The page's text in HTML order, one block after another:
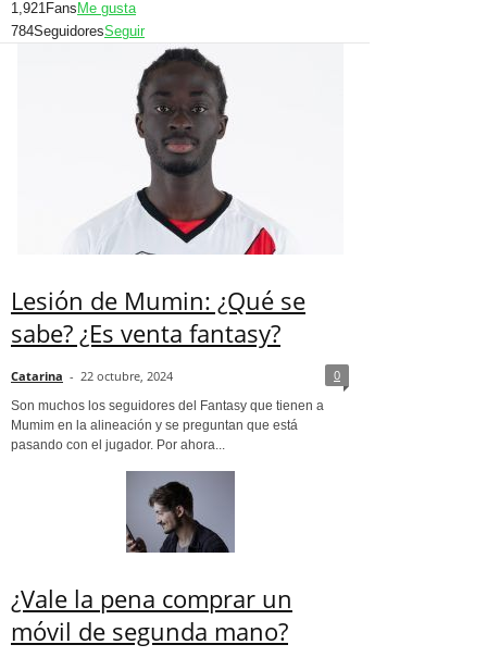
1,921 FansMe gusta
784SeguidoresSeguir
Lesión de Mumin: ¿Qué se
sabe? ¿Es venta fantasy?
Catarina - 22 octubre, 2024 0
Son muchos los seguidores del Fantasy que tienen a
Mumim en la alineación y se preguntan que está
pasando con el jugador. Por ahora...
¿Vale la pena comprar un
móvil de segunda mano?